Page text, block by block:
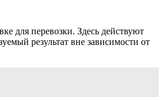
для перевозки. Здесь действуют
результат вне зависимости от